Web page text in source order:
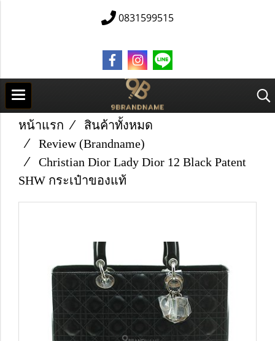
0831599515
หน้าแรก
สินค้าทั้งหมด
Review (Brandname)
Christian Dior Lady Dior 12 Black Patent
SHW กระเป๋าของแท้